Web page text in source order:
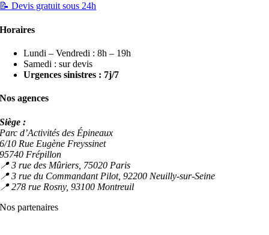
📝 Devis gratuit sous 24h
Horaires
Lundi – Vendredi : 8h – 19h
Samedi : sur devis
Urgences sinistres : 7j/7
Nos agences
Siège :
Parc d’Activités des Épineaux
6/10 Rue Eugène Freyssinet
95740 Frépillon
📍 3 rue des Mûriers, 75020 Paris
📍 3 rue du Commandant Pilot, 92200 Neuilly-sur-Seine
📍 278 rue Rosny, 93100 Montreuil
Nos partenaires